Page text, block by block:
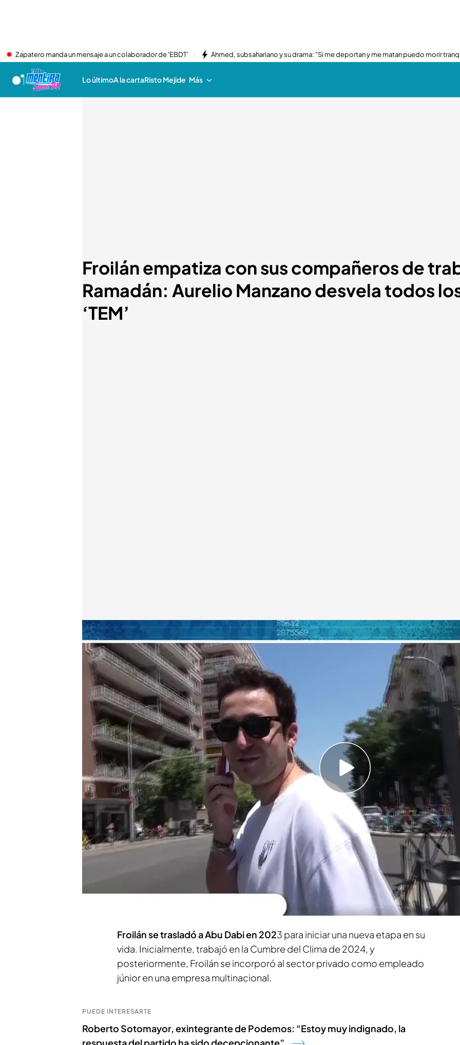
Zapatero manda un mensaje a un colaborador de 'EBDT' Ahmed, subsahariano y su drama: "Si me deportan y me matan puedo morir
Lo últimoA la cartaRisto Mejide Más
Froilán empatiza con sus compañeros de
Ramadán: Aurelio Manzano desvela todos
‘TEM’
Aurelio Manzano, en 'TEM'
Todo es mentira
04 MAR 2025 - 19:15h.
Hace unos días comenzó el Ramadán y el nieto del Rey emérito ha
querido solidarizarse con sus compañeros en Abu Dabi
Aurelio Manzano, en ‘TEM: “No es la primera vez que lo hace, según me
confirman, esta sería la tercera vez”
Exclusiva ‘TEM’ | Pillan al Rey emérito junto a Froilán en un concierto de
Jennifer López
Compartir
Aurelio Manzano visitaba el plató de ‘Todo es mentira’, en la sección
exclusiva de Felipe Juan Froilán
de Marichalar y
Borbón, nieto del rey emérito Juan Carlos I y sobrino del actual monarca
Froilán se trasladó a Abu Dabi en 2023 para iniciar una nueva etapa en su
vida. Inicialmente, trabajó en la Cumbre del Clima de 2024, y
posteriormente, Froilán se incorporó al sector privado como empleado
júnior en una empresa multinacional.
PUEDE INTERESARTE
Roberto Sotomayor, exintegrante de Podemos: “Estoy muy indignado, la